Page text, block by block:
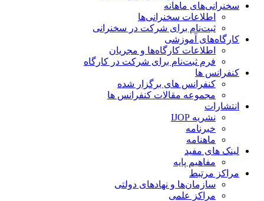
سخنرانی‌های ماهانه
اطلاعات سخنرانی‌‌ها
ثبت‌نام برای شرکت در سخنرانی
کارگاه‌های آموزشی
اطلاعات کارگاه‌ها و مجریان
فرم ثبت‌نام برای شرکت در کارگاه
کنفرانس ها
کنفرانس های برگزار شده
مجموعه مقالات کنفرانس ها
انتشارات
نشریه IJOP
خبرنامه
ماهنامه
لینک های مفید
مفاهیم پایه
مراکز مرتبط
سازمان‌ها و نهادهای دولتی
مراکز علمی